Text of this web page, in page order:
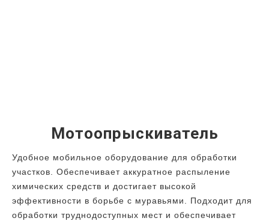
Мотоопрыскиватель
Удобное мобильное оборудование для обработки
участков. Обеспечивает аккуратное распыление
химических средств и достигает высокой
эффективности в борьбе с муравьями. Подходит для
обработки труднодоступных мест и обеспечивает